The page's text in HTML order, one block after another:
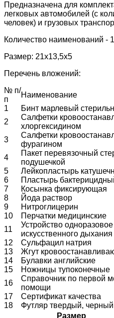
Предназначена для
легковых автомобилей (с
человек) и грузовых
Количество наименований -
Размер: 21х13,5х5
Перечень вложений:
№ п/
п
Наименование
1
Бинт марлевый
2
Салфетки
хлоргексидином
3
Салфетки
фурагином
4
Пакет перевязочный
подушечкой
5
Лейкопластырь
6
Пластырь
7
Косынка фиксирующая
8
Йода раствор
9
Нитроглицерин
10
Перчатки медицинские
11
Устройство
искусственного дыхания
12
Сульфацил натрия
13
Жгут
14
Булавки английские
15
Ножницы тупоконечные
16
Справочник по первой
помощи
17
Сертификат качества
18
Футляр твердый, черный
Размер